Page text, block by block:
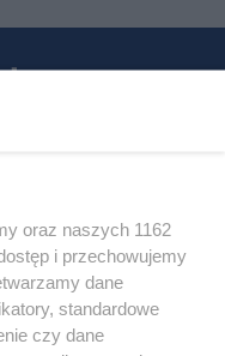
oraz naszych 1162
i przechowujemy
dane
standardowe
czy dane